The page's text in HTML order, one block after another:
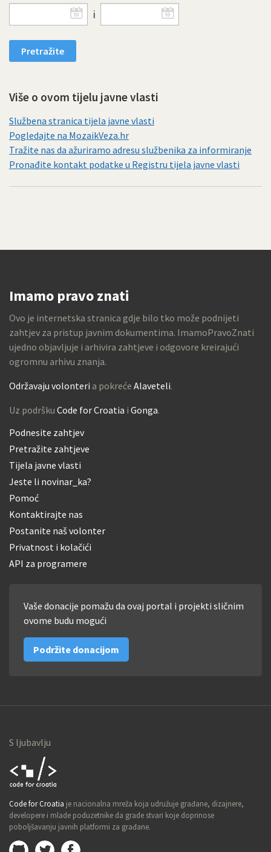
i
Više o ovom tijelu javne vlasti
Službena stranica tijela javne vlasti
Pogledajte na MozaikVeza.hr
Tražite nas da ažuriramo adresu službenika za informiranje
Pronađite kontakt podatke u Registru tijela javne vlasti
Imamo pravo znati
Ovo je internetska stranica gdje bilo tko može podnijeti
zahtjev za pristup javnim dokumentima. ImamoPravoZnati
ujedno objavljuje i arhivira zahtjeve i odgovore kreirajući
ogromnu arhivu znanja.
Održavaju volonteri a pokreće Alaveteli.
Uz podršku Code for Croatia i Gonga.
Podnesite zahtjev
Pretražite zahtjeve
Tijela javne vlasti
Jeste li novinar_ka?
Pomoć
Kontaktirajte nas
Postanite naš volonter
Privatnost i kolačići
API za programere
Vaše donacije pomažu da ovaj portal i projekti sličnim
ovome budu mogući
Podržite donacijom
S ljubavlju
Croatia
Code for Croatia je nacionalna mreža koja udružuje građane, dizajnere,
developere i mlade poduzetnike da grade stvari koje doprinose
poboljšavanju javnih platformi za građane.